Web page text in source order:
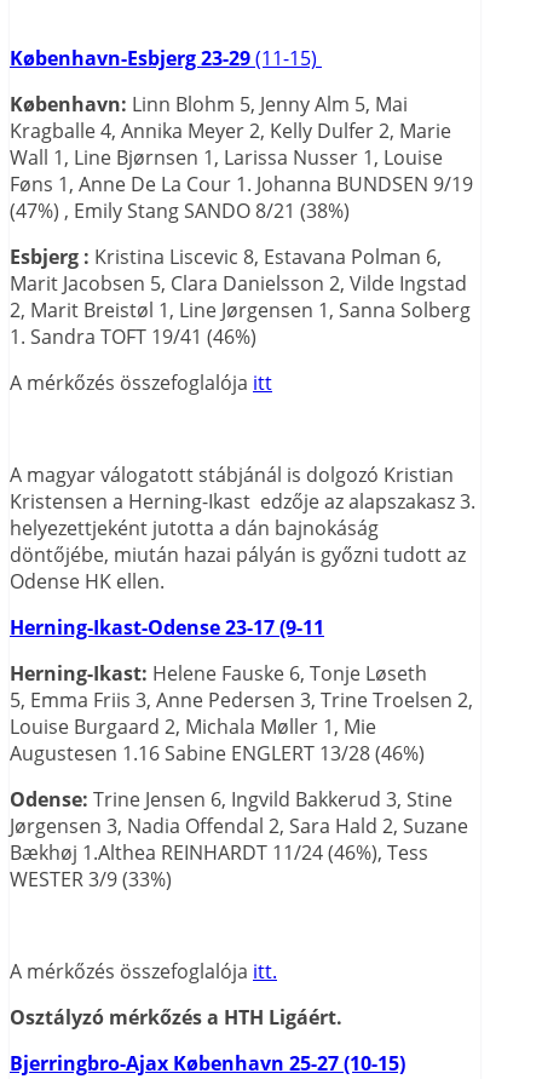
København-Esbjerg 23-29(11-15)
København: Linn Blohm 5, Jenny Alm 5, Mai
Kragballe 4, Annika Meyer 2, Kelly Dulfer 2, Marie
Wall 1, Line Bjørnsen 1, Larissa Nusser 1, Louise
Føns 1, Anne De La Cour 1. Johanna BUNDSEN 9/19
(47%) , Emily Stang SANDO 8/21 (38%)
Esbjerg : Kristina Liscevic 8, Estavana Polman 6,
Marit Jacobsen 5, Clara Danielsson 2, Vilde Ingstad
2, Marit Breistøl 1, Line Jørgensen 1, Sanna Solberg
1. Sandra TOFT 19/41 (46%)
A mérkőzés összefoglalója itt
A magyar válogatott stábjánál is dolgozó Kristian
Kristensen a Herning-Ikast edzője az alapszakasz 3.
helyezettjeként jutotta a dán bajnokáság
döntőjébe, miután hazai pályán is győzni tudott az
Odense HK ellen.
Herning-Ikast-Odense 23-17 (9-11
Herning-Ikast: Helene Fauske 6, Tonje Løseth
5, Emma Friis 3, Anne Pedersen 3, Trine Troelsen 2,
Louise Burgaard 2, Michala Møller 1, Mie
Augustesen 1.16 Sabine ENGLERT 13/28 (46%)
Odense: Trine Jensen 6, Ingvild Bakkerud 3, Stine
Jørgensen 3, Nadia Offendal 2, Sara Hald 2, Suzane
Bækhøj 1.Althea REINHARDT 11/24 (46%), Tess
WESTER 3/9 (33%)
A mérkőzés összefoglalója itt.
Osztályzó mérkőzés a HTH Ligáért.
Bjerringbro-Ajax København 25-27 (10-15)